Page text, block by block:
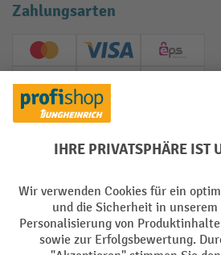
Zahlungsarten
Creditcard (Master)Creditcard (Visa)
EPS
PayPal
Soziale Netzwerke